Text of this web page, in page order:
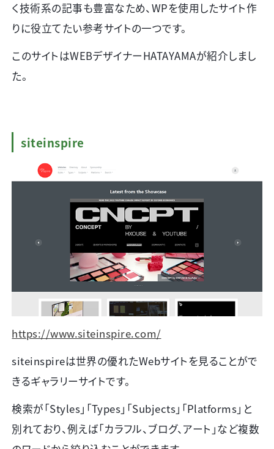
く技術系の記事も豊富なため、WPを使用したサイト作
りに役立てたい参考サイトの一つです。
このサイトはWEBデザイナーHATAYAMAが紹介しまし
た。
siteinspire
https://www.siteinspire.com/
siteinspireは世界の優れたWebサイトを見ることがで
きるギャラリーサイトです。
検索が「Styles」「Types」「Subjects」「Platforms」と
別れており、例えば「カラフル、ブログ、アート」など複数